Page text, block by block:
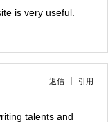
is very useful.
返信 引用
talents and